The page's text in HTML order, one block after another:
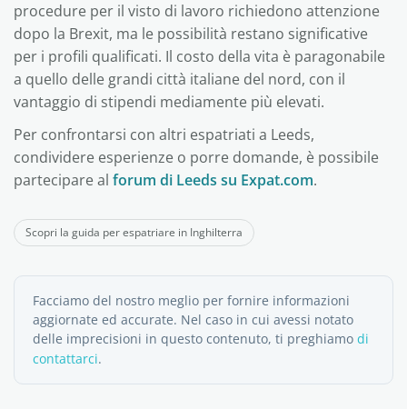
procedure per il visto di lavoro richiedono attenzione
dopo la Brexit, ma le possibilità restano significative
per i profili qualificati. Il costo della vita è paragonabile
a quello delle grandi città italiane del nord, con il
vantaggio di stipendi mediamente più elevati.
Per confrontarsi con altri espatriati a Leeds,
condividere esperienze o porre domande, è possibile
partecipare al forum di Leeds su Expat.com.
Scopri la guida per espatriare in Inghilterra
Facciamo del nostro meglio per fornire informazioni
aggiornate ed accurate. Nel caso in cui avessi notato
delle imprecisioni in questo contenuto, ti preghiamo di
contattarci.